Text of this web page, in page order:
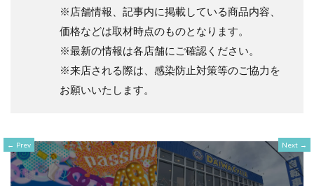
※店舗情報、記事内に掲載している商品内容、
価格などは取材時点のものとなります。
※最新の情報は各店舗にご確認ください。
※来店される際は、感染防止対策等のご協力を
お願いいたします。
Prev Next